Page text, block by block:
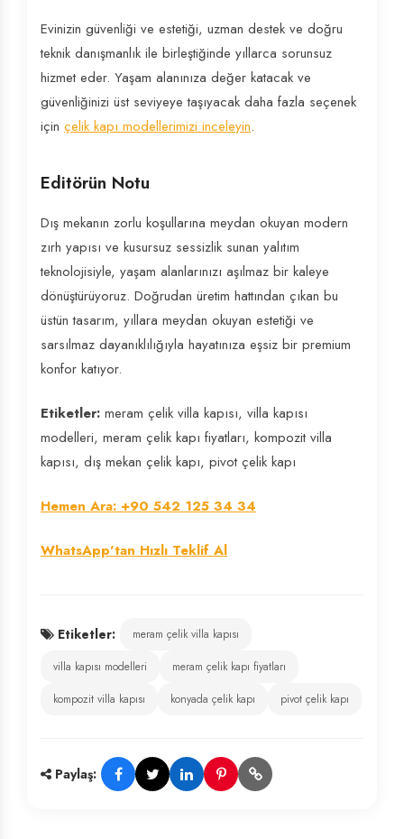
Evinizin güvenliği ve estetiği, uzman destek ve doğru
teknik danışmanlık ile birleştiğinde yıllarca sorunsuz
hizmet eder. Yaşam alanınıza değer katacak ve
güvenliğinizi üst seviyeye taşıyacak daha fazla seçenek
için çelik kapı modellerimizi inceleyin.
Editörün Notu
Dış mekanın zorlu koşullarına meydan okuyan modern
zırh yapısı ve kusursuz sessizlik sunan yalıtım
teknolojisiyle, yaşam alanlarınızı aşılmaz bir kaleye
dönüştürüyoruz. Doğrudan üretim hattından çıkan bu
üstün tasarım, yıllara meydan okuyan estetiği ve
sarsılmaz dayanıklılığıyla hayatınıza eşsiz bir premium
konfor katıyor.
Etiketler: meram çelik villa kapısı, villa kapısı
modelleri, meram çelik kapı fiyatları, kompozit villa
kapısı, dış mekan çelik kapı, pivot çelik kapı
Hemen Ara: +90 542 125 34 34
WhatsApp'tan Hızlı Teklif Al
Etiketler:
meram çelik villa kapısı
villa kapısı modelleri
meram çelik kapı fiyatları
kompozit villa kapısı
konyada çelik kapı pivot çelik kapı
Paylaş: